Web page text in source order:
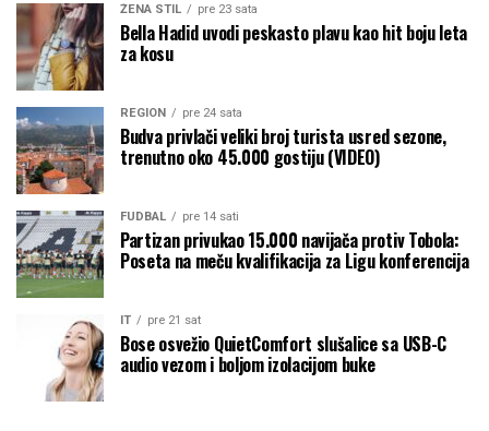
ŽENA STIL pre 23 sata
Bella Hadid uvodi peskasto plavu kao hit boju leta
za kosu
REGION pre 24 sata
Budva privlači veliki broj turista usred sezone,
trenutno oko 45.000 gostiju (VIDEO)
FUDBAL pre 14 sati
Partizan privukao 15.000 navijača protiv Tobola:
Poseta na meču kvalifikacija za Ligu konferencija
IT pre 21 sat
Bose osvežio QuietComfort slušalice sa USB-C
audio vezom i boljom izolacijom buke